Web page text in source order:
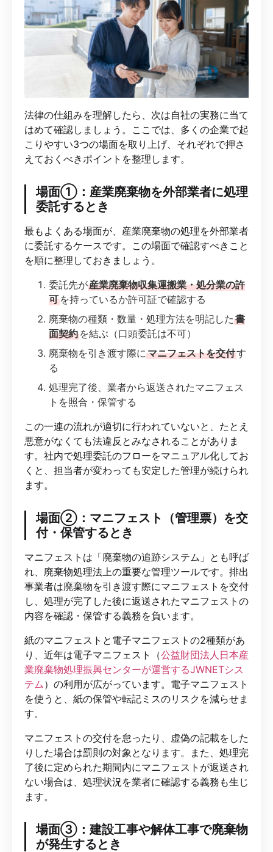
法律の仕組みを理解したら、次は自社の実務に当て
はめて確認しましょう。ここでは、多くの企業で起
こりやすい3つの場面を取り上げ、それぞれで押さ
えておくべきポイントを整理します。
場面①：産業廃棄物を外部業者に処理
委託するとき
最もよくある場面が、産業廃棄物の処理を外部業者
に委託するケースです。この場面で確認すべきこと
を順に整理しておきましょう。
委託先が産業廃棄物収集運搬業・処分業の許
可 を持っているか許可証で確認する
廃棄物の種類・数量・処理方法を明記した 書
面契約 を結ぶ（口頭委託は不可）
廃棄物を引き渡す際にマニフェストを交付す
る
処理完了後、業者から返送されたマニフェス
トを照合・保管する
この一連の流れが適切に行われていないと、たとえ
悪意がなくても法違反とみなされることがありま
す。社内で処理委託のフローをマニュアル化してお
くと、担当者が変わっても安定した管理が続けられ
ます。
場面②：マニフェスト（管理票）を交
付・保管するとき
マニフェストは「廃棄物の追跡システム」とも呼ば
れ、廃棄物処理法上の重要な管理ツールです。排出
事業者は廃棄物を引き渡す際にマニフェストを交付
し、処理が完了した後に返送されたマニフェストの
内容を確認・保管する義務を負います。
紙のマニフェストと電子マニフェストの2種類があ
り、近年は電子マニフェスト（公益財団法人日本産
業廃棄物処理振興センターが運営するJWNETシス
テム）の利用が広がっています。電子マニフェスト
を使うと、紙の保管や転記ミスのリスクを減らせま
す。
マニフェストの交付を怠ったり、虚偽の記載をした
りした場合は罰則の対象となります。また、処理完
了後に定められた期間内にマニフェストが返送され
ない場合は、処理状況を業者に確認する義務も生じ
ます。
場面③：建設工事や解体工事で廃棄物
が発生するとき